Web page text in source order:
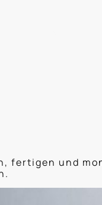
fertigen und